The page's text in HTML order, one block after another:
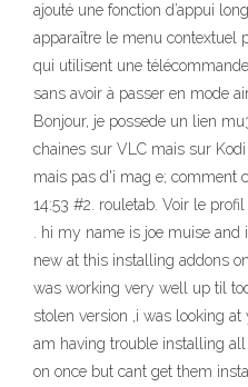
ajouté une fonction d’appui
apparaître le menu contextuel
qui utilisent une
sans avoir à passer en mode
Bonjour, je possede un lien
chaines sur VLC mais sur
mais pas d'i mag e; comment
14:53 #2. rouletab. Voir le
. hi my name is joe muise
new at this installing addons
was working very well up til
stolen version ,i was looking
am having trouble installing
on once but cant get them